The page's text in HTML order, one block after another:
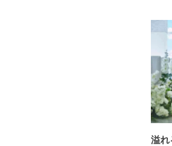
溢れ